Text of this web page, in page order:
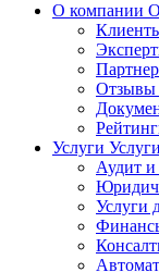
О компании
Отзывы
Услуги Услуги
Аудит и
Услуги